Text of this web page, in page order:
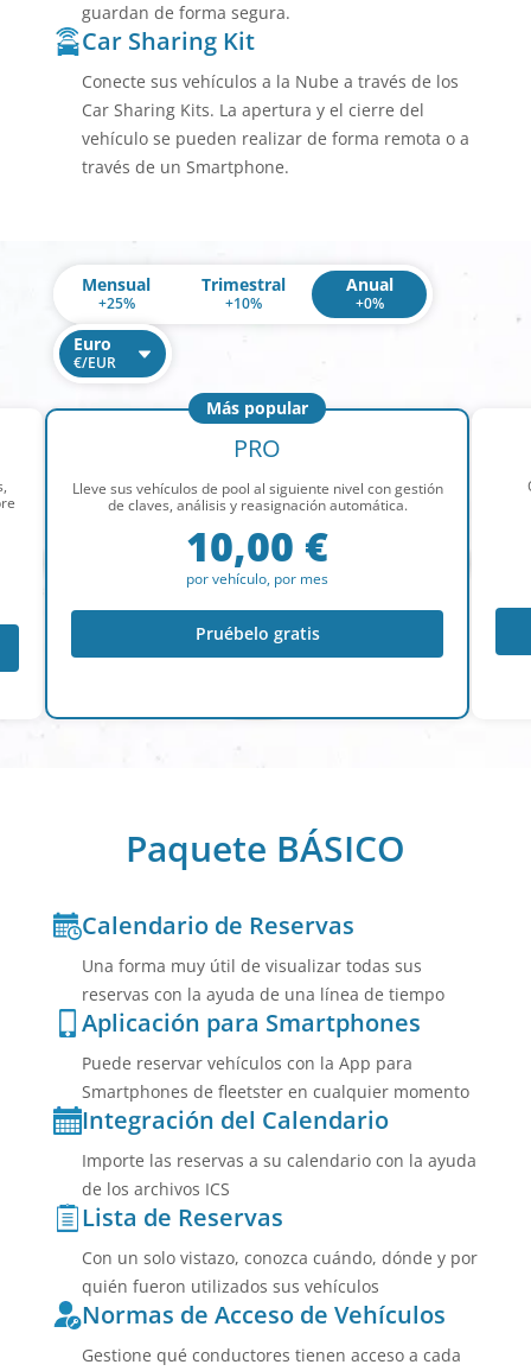
guardan de forma segura.
Car Sharing Kit
Conecte sus vehículos a la Nube a través de los
Car Sharing Kits. La apertura y el cierre del
vehículo se pueden realizar de forma remota o a
través de un Smartphone.
Mensual
+25%
Trimestral
+10%
Anual
+0%
Euro
€/EUR
Dollar Más popular
PRO
Lleve sus vehículos de pool al siguiente nivel con gestión
de claves, análisis y reasignación automática.
10,00 €
por vehículo, por mes
Pruébelo gratis
Paquete BÁSICO
Calendario de Reservas
Una forma muy útil de visualizar todas sus
reservas con la ayuda de una línea de tiempo
Aplicación para Smartphones
Puede reservar vehículos con la App para
Smartphones de fleetster en cualquier momento
Integración del Calendario
Importe las reservas a su calendario con la ayuda
de los archivos ICS
Lista de Reservas
Con un solo vistazo, conozca cuándo, dónde y por
quién fueron utilizados sus vehículos
Normas de Acceso de Vehículos
Gestione qué conductores tienen acceso a cada